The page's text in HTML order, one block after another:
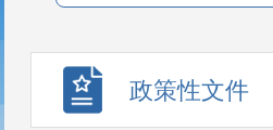
政策性文件